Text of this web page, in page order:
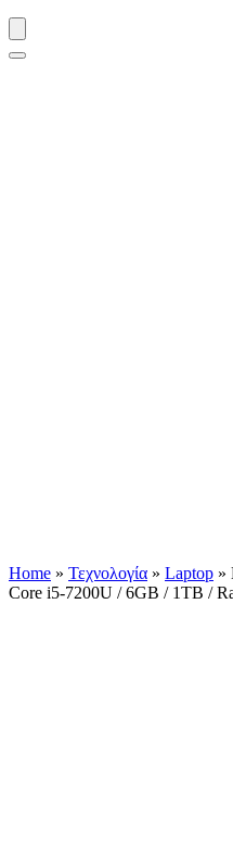
Home » Τεχνολογία » Laptop »
Core i5-7200U / 6GB / 1TB /